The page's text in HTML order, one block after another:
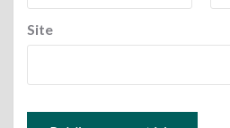
Site